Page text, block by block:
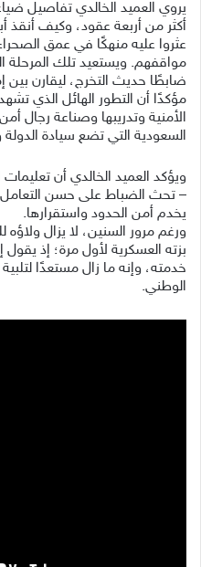
يروي العميد الخالدي تفاصيل
أكثر من أربعة عقود، وكيف أنقذ
عثروا عليه منهكًا في عمق
مواقفهم. ويستعيد تلك المرحلة
ضابطًا حديث التخرج، ليقارن بين
مؤكدًا أن التطور الهائل الذي
الأمنية وتدريبها وصناعة رجال
السعودية التي تضع سيادة الدولة
ويؤكد العميد الخالدي أن
– تحث الضباط على حسن التعامل
يخدم أمن الحدود واستقرارها.
ورغم مرور السنين، لا يزال
بزته العسكرية لأول مرة؛ إذ
خدمته، وإنه ما زال مستعدًا
الوطني.